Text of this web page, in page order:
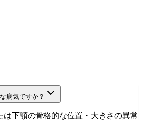
病気ですか？
は下顎の骨格的な位置・大きさの異常